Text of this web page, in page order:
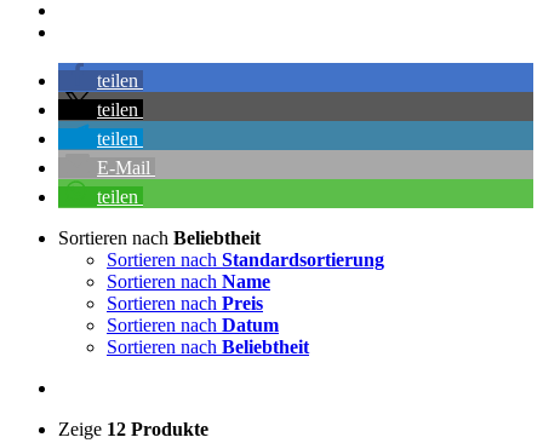
teilen
teilen
teilen
E-Mail
teilen
Sortieren nach Beliebtheit
Sortieren nach Standardsortierung
Sortieren nach Name
Sortieren nach Preis
Sortieren nach Datum
Sortieren nach Beliebtheit
Zeige 12 Produkte